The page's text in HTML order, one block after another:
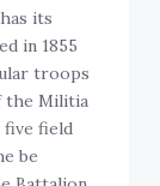
its
in 1855
troops
the Militia
field
be